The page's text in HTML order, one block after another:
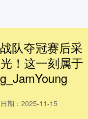
队夺冠赛后采
！这一刻属于
日期：2025-11-15